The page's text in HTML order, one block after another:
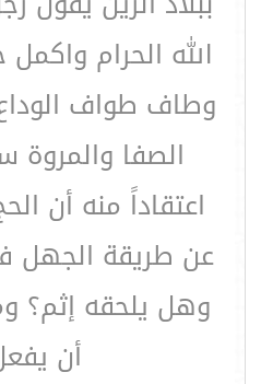
الله الحرام
وطاف طواف
الصفا
اعتقاداً منه أن
عن طريقة الجهل
وهل يلحقه إثم؟
أن